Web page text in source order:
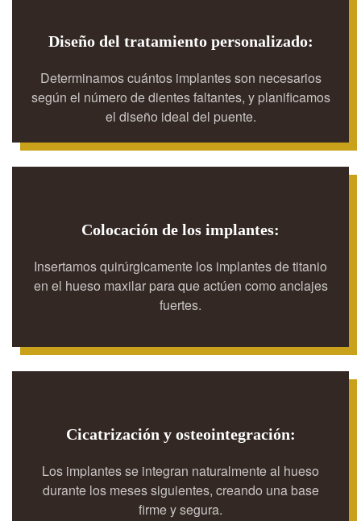
Diseño del tratamiento personalizado:
Determinamos cuántos implantes son necesarios
según el número de dientes faltantes, y planificamos
el diseño ideal del puente.
Colocación de los implantes:
Insertamos quirúrgicamente los implantes de titanio
en el hueso maxilar para que actúen como anclajes
fuertes.
Cicatrización y osteointegración:
Los implantes se integran naturalmente al hueso
durante los meses siguientes, creando una base
firme y segura.